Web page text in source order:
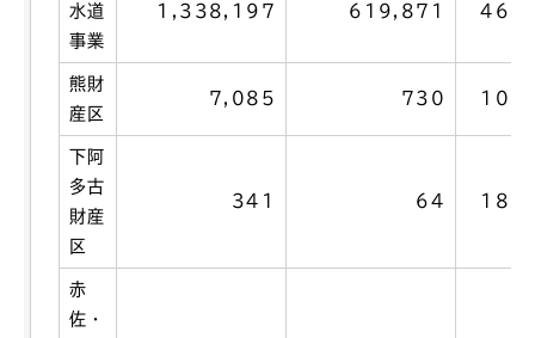
水道
事業
1,338,197 619,871 46.3
熊財
産区
7,085 730 10.3
下阿
多古
財産
区
341 64 18.8
赤
佐・